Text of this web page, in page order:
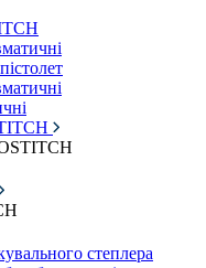
степлера